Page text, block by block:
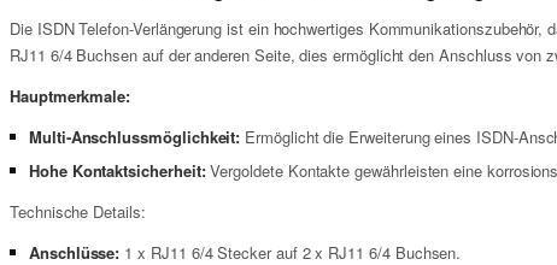
Die ISDN Telefon-Verlängerung ist ein hochwertiges
RJ11 6/4 Buchsen auf der anderen Seite, dies ermöglicht den Anschluss von
Hauptmerkmale:
Multi-Anschlussmöglichkeit: Ermöglicht die Erweiterung eines ISDN-
Hohe Kontaktsicherheit:Vergoldete Kontakte gewährleisten eine
Technische Details:
Anschlüsse: 1 x RJ11 6/4 Stecker auf 2 x RJ11 6/4 Buchsen.